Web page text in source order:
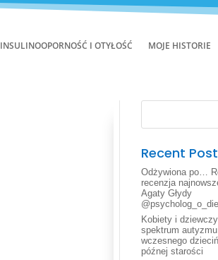
INSULINOOPORNOŚĆ I OTYŁOŚĆ MOJE HISTORIE
Recent
Odżywiona po…
recenzja
Agaty Głydy
Kobiety i
spektrum
wczesnego
późnej starości